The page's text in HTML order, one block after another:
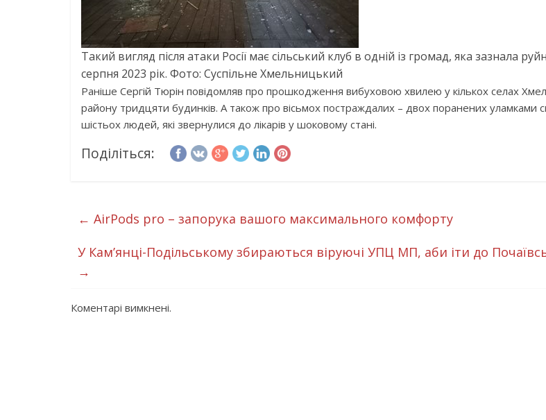
Такий вигляд після атаки Росії має сільський клуб в одній із громад, яка зазнала
серпня 2023 рік. Фото: Суспільне Хмельницький
Раніше Сергій Тюрін повідомляв про прошкодження вибуховою хвилею у кількох селах
району тридцяти будинків. А також про вісьмох постраждалих – двох поранених уламками
шістьох людей, які звернулися до лікарів у шоковому стані.
Поділіться:
← AirPods pro – запорука вашого максимального комфорту
У Кам’янці-Подільському збираються віруючі УПЦ МП, аби іти до
→
Коментарі вимкнені.